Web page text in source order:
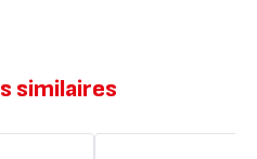
similaires